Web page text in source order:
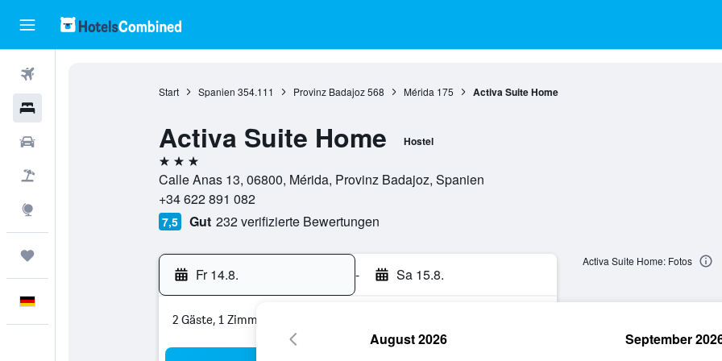
Start Spanien 354.111 Provinz Badajoz 568 Mérida 175 Activa Suite Home
Activa Suite Home Hostel
3 Sterne
Calle Anas 13, 06800, Mérida, Provinz Badajoz, Spanien
+34 622 891 082
7,5 Gut 232 verifizierte Bewertungen
Fr 14.8. - Sa 15.8.
2 Gäste, 1 Zimmer
Activa Suite Home: Fotos
August 2026 September